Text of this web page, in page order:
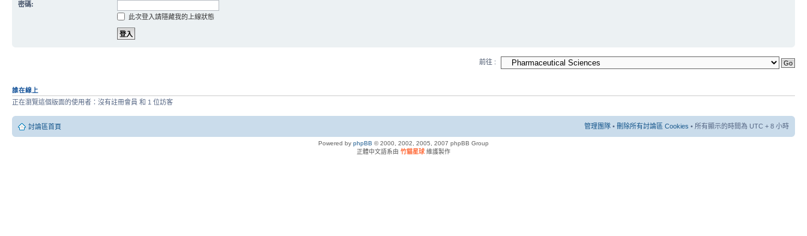
密碼:
此次登入請隱藏我的上線狀態
前往 :
誰在線上
正在瀏覽這個版面的使用者：沒有註冊會員 和 1 位訪客
討論區首頁 管理團隊 • 刪除所有討論區 Cookies • 所有顯示的時間為 UTC + 8 小時
Powered by phpBB © 2000, 2002, 2005, 2007 phpBB Group
正體中文語系由 竹貓星球 維護製作